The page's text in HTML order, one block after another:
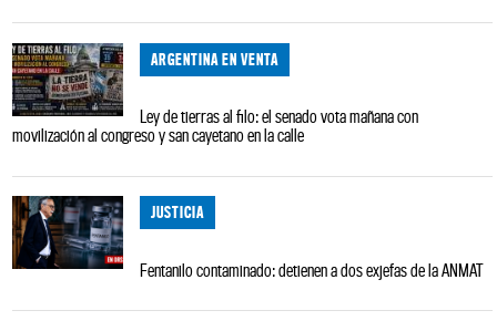
ARGENTINA EN VENTA
Ley de tierras al filo: el senado vota mañana con
movilización al congreso y san cayetano en la calle
JUSTICIA
Fentanilo contaminado: detienen a dos exjefas de la ANMAT